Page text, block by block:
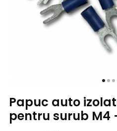
Papuc auto
pentru surub M4